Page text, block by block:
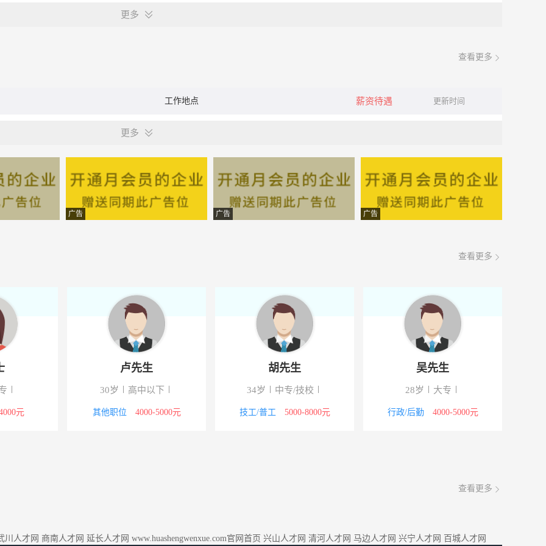
更多
查看更多
工作地点 薪资待遇 更新时间
更多
广告 广告 广告
查看更多
元
卢先生
30岁 高中以下
其他职位 4000-5000元
胡先生
34岁 中专/技校
技工/普工 5000-8000元
吴先生
28岁 大专
行政/后勤 4000-5000元
查看更多
川人才网 商南人才网 延长人才网 www.huashengwenxue.com官网首页 兴山人才网 清河人才网 马边人才网 兴宁人才网 百城人才网